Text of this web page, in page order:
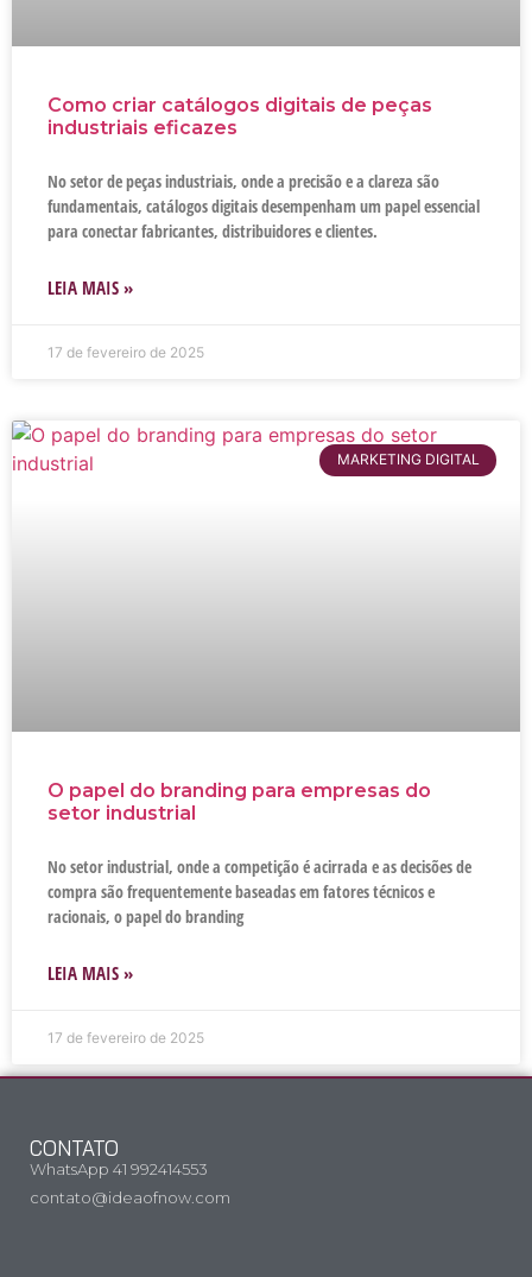
Como criar catálogos digitais de peças
industriais eficazes
No setor de peças industriais, onde a precisão e a clareza são
fundamentais, catálogos digitais desempenham um papel essencial
para conectar fabricantes, distribuidores e clientes.
LEIA MAIS »
17 de fevereiro de 2025
MARKETING DIGITAL
O papel do branding para empresas do
setor industrial
No setor industrial, onde a competição é acirrada e as decisões de
compra são frequentemente baseadas em fatores técnicos e
racionais, o papel do branding
LEIA MAIS »
17 de fevereiro de 2025
CONTATO
WhatsApp 41 992414553
contato@ideaofnow.com